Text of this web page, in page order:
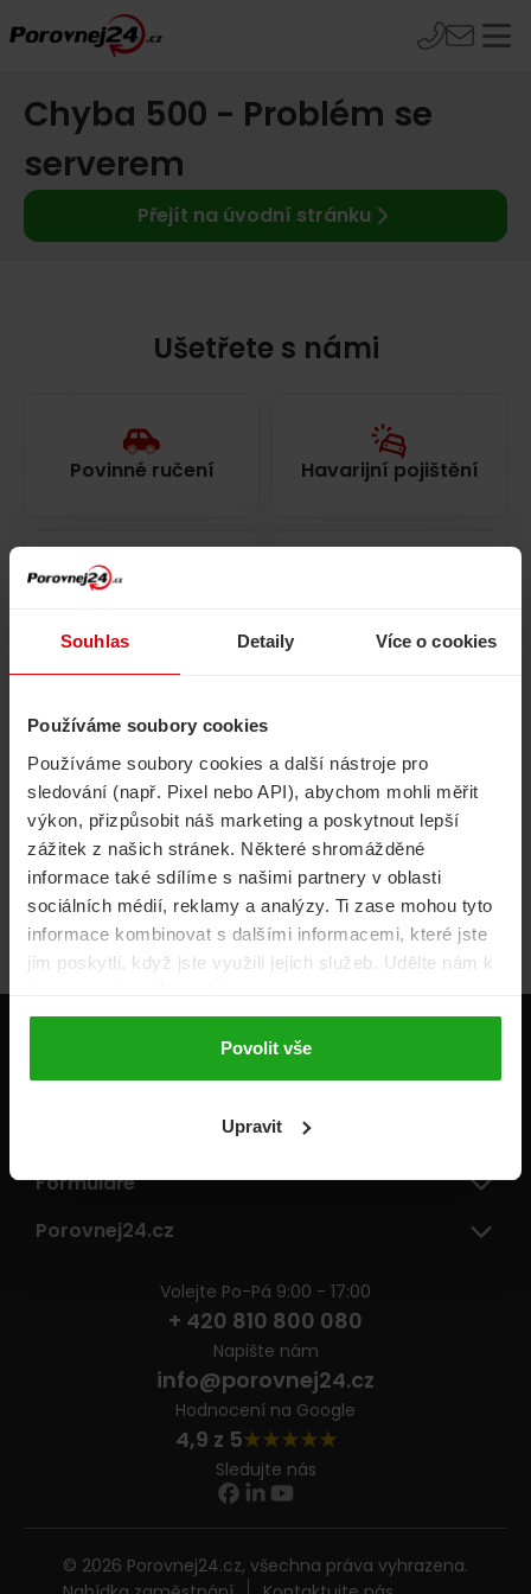
Souhlas Detaily Více o cookies
Používáme soubory cookies
Používáme soubory cookies a další nástroje pro
sledování (např. Pixel nebo API), abychom mohli měřit
výkon, přizpůsobit náš marketing a poskytnout lepší
zážitek z našich stránek. Některé shromážděné
informace také sdílíme s našimi partnery v oblasti
sociálních médií, reklamy a analýzy. Ti zase mohou tyto
informace kombinovat s dalšími informacemi, které jste
jim poskytli, když jste využili jejich služeb. Udělte nám k
Povolit vše
Upravit
Chyba 500 - Problém se
serverem
Přejít na úvodní stránku
Ušetřete s námi
Povinné ručení Havarijní pojištění
Volání, internet, TV
Životní pojištění Energie
Pojišťovny
Formuláře
Porovnej24.cz
Volejte Po-Pá 9:00 - 17:00
+ 420 810 800 080
Napište nám
info@porovnej24.cz
Hodnocení na Google
4,9 z 5
Sledujte nás
© 2026 Porovnej24.cz, všechna práva vyhrazena.